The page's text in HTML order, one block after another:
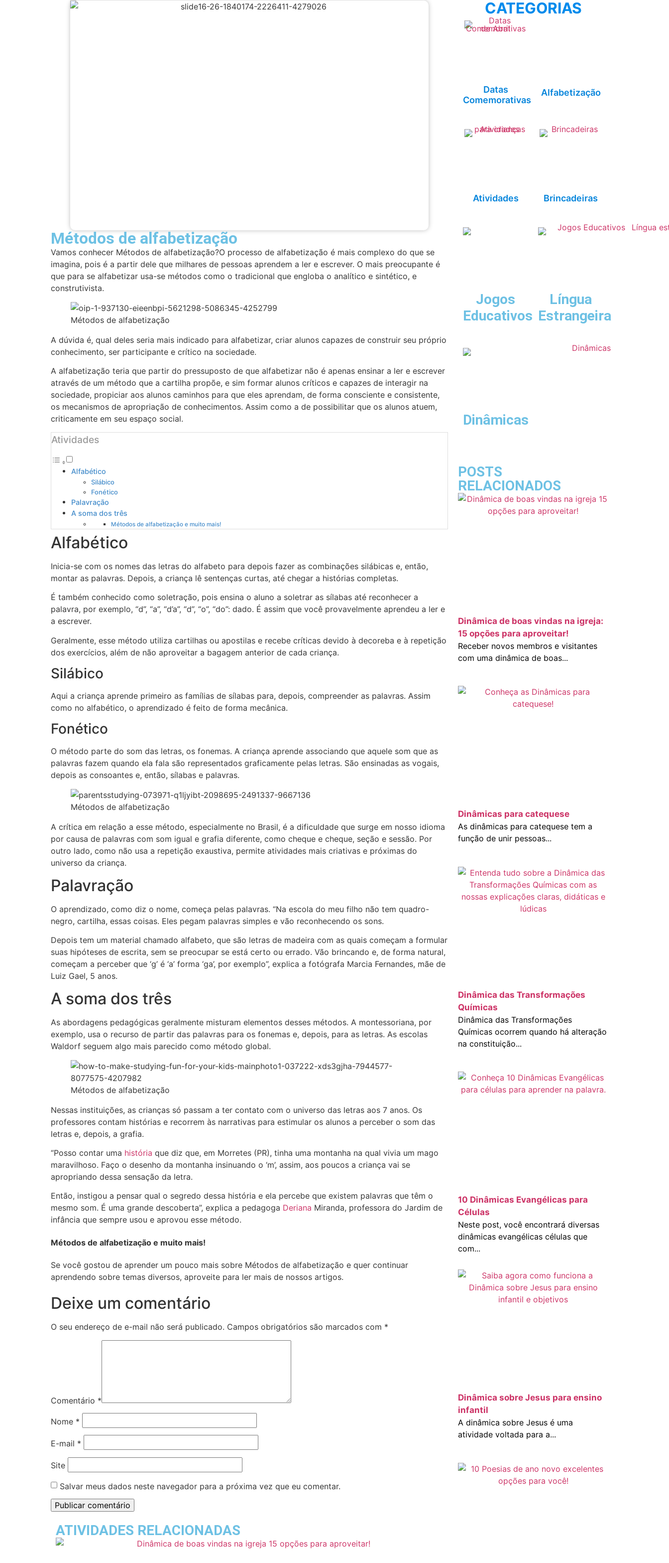
Métodos de alfabetização
Vamos conhecer Métodos de alfabetização?O processo de alfabetização é mais complexo do que se
imagina, pois é a partir dele que milhares de pessoas aprendem a ler e escrever. O mais preocupante é
que para se alfabetizar usa-se métodos como o tradicional que engloba o analítico e sintético, e
construtivista.
Métodos de alfabetização
A dúvida é, qual deles seria mais indicado para alfabetizar, criar alunos capazes de construir seu próprio
conhecimento, ser participante e crítico na sociedade.
A alfabetização teria que partir do pressuposto de que alfabetizar não é apenas ensinar a ler e escrever
através de um método que a cartilha propõe, e sim formar alunos críticos e capazes de interagir na
sociedade, propiciar aos alunos caminhos para que eles aprendam, de forma consciente e consistente,
os mecanismos de apropriação de conhecimentos. Assim como a de possibilitar que os alunos atuem,
criticamente em seu espaço social.
Atividades
Alfabético
Silábico
Fonético
Palavração
A soma dos três
Métodos de alfabetização e muito mais!
Alfabético
Inicia-se com os nomes das letras do alfabeto para depois fazer as combinações silábicas e, então,
montar as palavras. Depois, a criança lê sentenças curtas, até chegar a histórias completas.
É também conhecido como soletração, pois ensina o aluno a soletrar as sílabas até reconhecer a
palavra, por exemplo, “d”, “a”, “d’a”, “d”, “o”, “do”: dado. É assim que você provavelmente aprendeu a ler e
a escrever.
Geralmente, esse método utiliza cartilhas ou apostilas e recebe críticas devido à decoreba e à repetição
dos exercícios, além de não aproveitar a bagagem anterior de cada criança.
Silábico
Aqui a criança aprende primeiro as famílias de sílabas para, depois, compreender as palavras. Assim
como no alfabético, o aprendizado é feito de forma mecânica.
Fonético
O método parte do som das letras, os fonemas. A criança aprende associando que aquele som que as
palavras fazem quando ela fala são representados graficamente pelas letras. São ensinadas as vogais,
depois as consoantes e, então, sílabas e palavras.
Métodos de alfabetização
A crítica em relação a esse método, especialmente no Brasil, é a dificuldade que surge em nosso idioma
por causa de palavras com som igual e grafia diferente, como cheque e cheque, seção e sessão. Por
outro lado, como não usa a repetição exaustiva, permite atividades mais criativas e próximas do
universo da criança.
Palavração
O aprendizado, como diz o nome, começa pelas palavras. “Na escola do meu filho não tem quadro-
negro, cartilha, essas coisas. Eles pegam palavras simples e vão reconhecendo os sons.
Depois tem um material chamado alfabeto, que são letras de madeira com as quais começam a formular
suas hipóteses de escrita, sem se preocupar se está certo ou errado. Vão brincando e, de forma natural,
começam a perceber que ‘g’ é ‘a’ forma ‘ga’, por exemplo”, explica a fotógrafa Marcia Fernandes, mãe de
Luiz Gael, 5 anos.
A soma dos três
As abordagens pedagógicas geralmente misturam elementos desses métodos. A montessoriana, por
exemplo, usa o recurso de partir das palavras para os fonemas e, depois, para as letras. As escolas
Waldorf seguem algo mais parecido como método global.
Métodos de alfabetização
Nessas instituições, as crianças só passam a ter contato com o universo das letras aos 7 anos. Os
professores contam histórias e recorrem às narrativas para estimular os alunos a perceber o som das
letras e, depois, a grafia.
“Posso contar uma história que diz que, em Morretes (PR), tinha uma montanha na qual vivia um mago
maravilhoso. Faço o desenho da montanha insinuando o ‘m’, assim, aos poucos a criança vai se
apropriando dessa sensação da letra.
Então, instigou a pensar qual o segredo dessa história e ela percebe que existem palavras que têm o
mesmo som. É uma grande descoberta”, explica a pedagoga Deriana Miranda, professora do Jardim de
infância que sempre usou e aprovou esse método.
Métodos de alfabetização e muito mais!
Se você gostou de aprender um pouco mais sobre Métodos de alfabetização e quer continuar
aprendendo sobre temas diversos, aproveite para ler mais de nossos artigos.
Deixe um comentário
O seu endereço de e-mail não será publicado. Campos obrigatórios são marcados com *
Comentário *
Nome *
E-mail *
Site
Salvar meus dados neste navegador para a próxima vez que eu comentar.
ATIVIDADES RELACIONADAS
CATEGORIAS
Datas
Comemorativas
Alfabetização
Atividades Brincadeiras
Jogos
Educativos
Língua
Estrangeira
Dinâmicas
POSTS
RELACIONADOS
Dinâmica de boas vindas na igreja:
15 opções para aproveitar!
Receber novos membros e visitantes
com uma dinâmica de boas...
Dinâmicas para catequese
As dinâmicas para catequese tem a
função de unir pessoas...
Dinâmica das Transformações
Químicas
Dinâmica das Transformações
Químicas ocorrem quando há alteração
na constituição...
10 Dinâmicas Evangélicas para
Células
Neste post, você encontrará diversas
dinâmicas evangélicas células que
com...
Dinâmica sobre Jesus para ensino
infantil
A dinâmica sobre Jesus é uma
atividade voltada para a...